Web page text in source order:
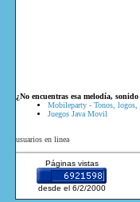
¿No encuentras esa melodía,
Mobileparty - Tonos, logos,
Juegos Java Movil
usuarios en linea
Páginas vistas
desde el 6/2/2000